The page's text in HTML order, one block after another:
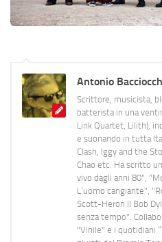
Antonio
Scrittore, musicista,
batterista in una
Link Quartet, Lilith),
e suonando in tutta
Clash, Iggy and the
Chao etc. Ha scritto
vivo dagli anni 80",
L’uomo cangiante",
Scott-Heron Il Bob
senza tempo".
"Vinile" e i quotidiani